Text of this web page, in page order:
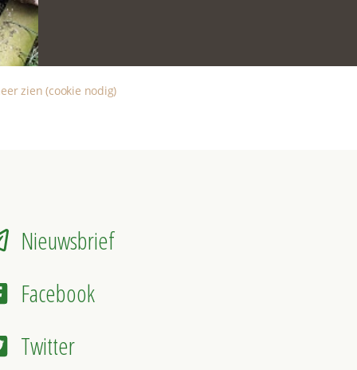
Nieuwsbrief
Facebook
Twitter
zien (cookie nodig)